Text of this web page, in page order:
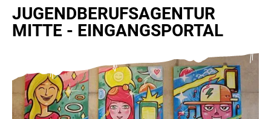
JUGENDBERUFSAGENTUR
MITTE - EINGANGSPORTAL